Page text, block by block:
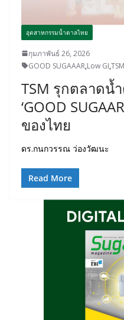
อุตสาหกรรมน้ำตาลไทย
กุมภาพันธ์ 26, 2026
GOOD SUGAAAR,Low GI,TSM
TSM รุกตลาดน้
‘GOOD
ของไทย
ดร.กนกวรรณ ว่องวัฒนะ
Read More